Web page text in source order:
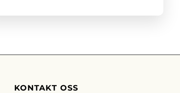
KONTAKT OSS